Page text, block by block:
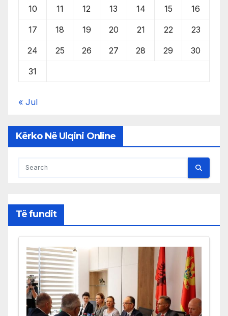
10 11 12 13 14 15 16
17 18 19 20 21 22 23
24 25 26 27 28 29 30
31
« Jul
Kërko Në Ulqini Online
Të fundit